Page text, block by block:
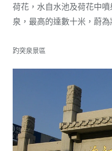
荷花，水自水池及荷花中
泉，最高的達數十米，蔚為
趵突泉景區